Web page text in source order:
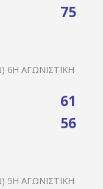
75
6Η ΑΓΩΝΙΣΤΙΚΉ
61
56
5Η ΑΓΩΝΙΣΤΙΚΉ